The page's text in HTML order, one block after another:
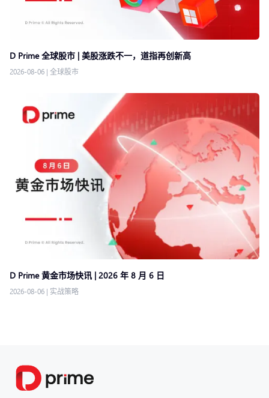
D Prime 全球股市 | 美股涨跌不一，道指再创新高
2026-08-06 | 全球股市
D Prime 黄金市场快讯 | 2026 年 8 月 6 日
2026-08-06 | 实战策略